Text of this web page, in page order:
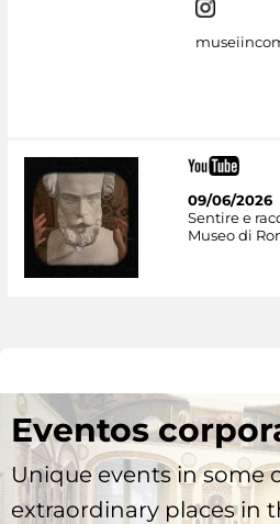
09/06/2026
Sentire e
Museo di
Eventos
Unique events in some
extraordinary places in